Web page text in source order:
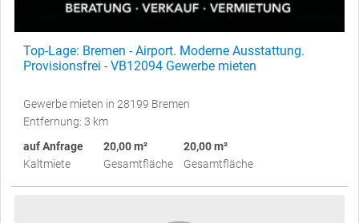
Top-Lage: Bremen - Airport. Moderne Ausstattung.
Provisionsfrei - VB12094 Gewerbe mieten
Gewerbe mieten in 28199 Bremen
Entfernung: 3 km
auf Anfrage
Kaltmiete
20,00 m²
Gesamtfläche
20,00 m²
Gesamtfläche